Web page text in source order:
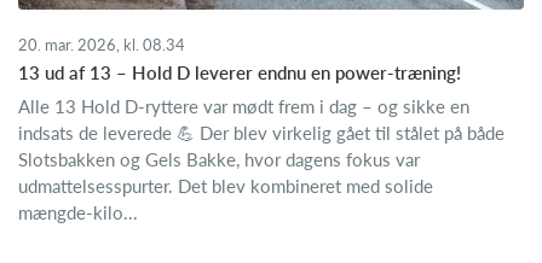
20. mar. 2026, kl. 08.34
13 ud af 13 – Hold D leverer endnu en power‑træning!
Alle 13 Hold D‑ryttere var mødt frem i dag – og sikke en
indsats de leverede 💪 Der blev virkelig gået til stålet på både
Slotsbakken og Gels Bakke, hvor dagens fokus var
udmattelsesspurter. Det blev kombineret med solide
mængde‑kilo...